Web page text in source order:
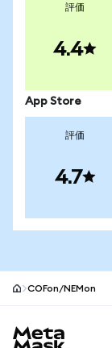
評価
4.4
App Store
評価
4.7
COFon/NEMon